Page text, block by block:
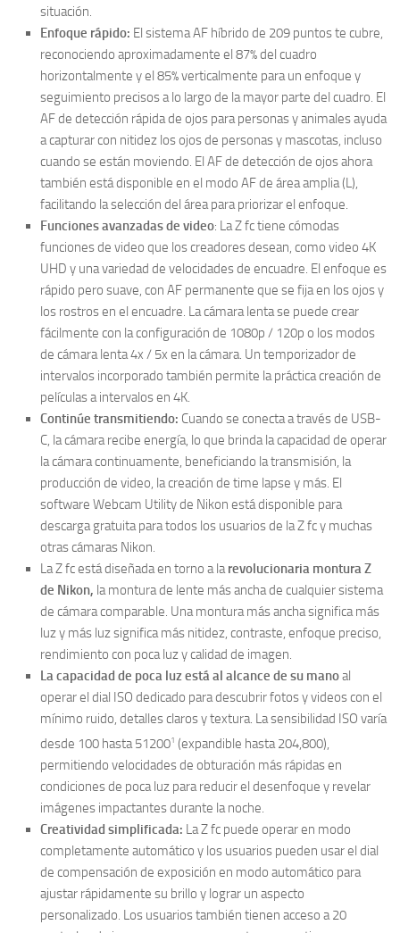
situación.
Enfoque rápido: El sistema AF híbrido de 209 puntos te cubre,
reconociendo aproximadamente el 87% del cuadro
horizontalmente y el 85% verticalmente para un enfoque y
seguimiento precisos a lo largo de la mayor parte del cuadro. El
AF de detección rápida de ojos para personas y animales ayuda
a capturar con nitidez los ojos de personas y mascotas, incluso
cuando se están moviendo. El AF de detección de ojos ahora
también está disponible en el modo AF de área amplia (L),
facilitando la selección del área para priorizar el enfoque.
Funciones avanzadas de video: La Z fc tiene cómodas
funciones de video que los creadores desean, como video 4K
UHD y una variedad de velocidades de encuadre. El enfoque es
rápido pero suave, con AF permanente que se fija en los ojos y
los rostros en el encuadre. La cámara lenta se puede crear
fácilmente con la configuración de 1080p / 120p o los modos
de cámara lenta 4x / 5x en la cámara. Un temporizador de
intervalos incorporado también permite la práctica creación de
películas a intervalos en 4K.
Continúe transmitiendo: Cuando se conecta a través de USB-
C, la cámara recibe energía, lo que brinda la capacidad de operar
la cámara continuamente, beneficiando la transmisión, la
producción de video, la creación de time lapse y más. El
software Webcam Utility de Nikon está disponible para
descarga gratuita para todos los usuarios de la Z fc y muchas
otras cámaras Nikon.
La Z fc está diseñada en torno a larevolucionaria montura Z
de Nikon, la montura de lente más ancha de cualquier sistema
de cámara comparable. Una montura más ancha significa más
luz y más luz significa más nitidez, contraste, enfoque preciso,
rendimiento con poca luz y calidad de imagen.
La capacidad de poca luz está al alcance de su manoal
operar el dial ISO dedicado para descubrir fotos y videos con el
mínimo ruido, detalles claros y textura. La sensibilidad ISO varía
desde 100 hasta 512001 (expandible hasta 204,800),
permitiendo velocidades de obturación más rápidas en
condiciones de poca luz para reducir el desenfoque y revelar
imágenes impactantes durante la noche.
Creatividad simplificada: La Z fc puede operar en modo
completamente automático y los usuarios pueden usar el dial
de compensación de exposición en modo automático para
ajustar rápidamente su brillo y lograr un aspecto
personalizado. Los usuarios también tienen acceso a 20